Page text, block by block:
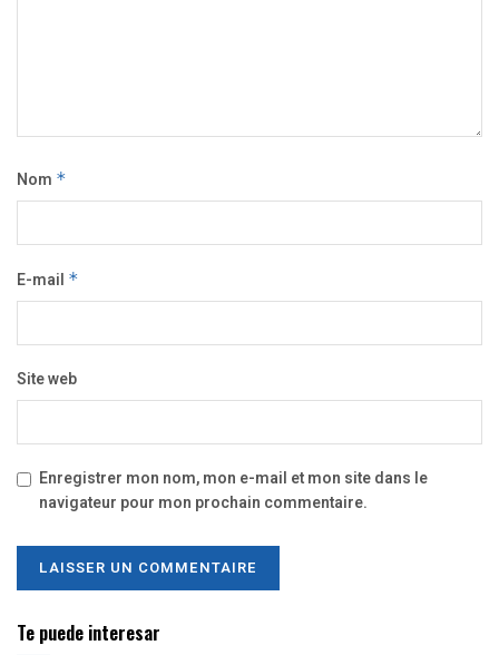
Nom *
E-mail *
Site web
Enregistrer mon nom, mon e-mail et mon site dans le
navigateur pour mon prochain commentaire.
Te puede interesar